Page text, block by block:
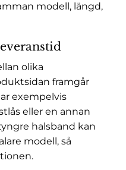
modell, längd,
olika
framgår
exempelvis
eller en annan
halsband kan
modell, så